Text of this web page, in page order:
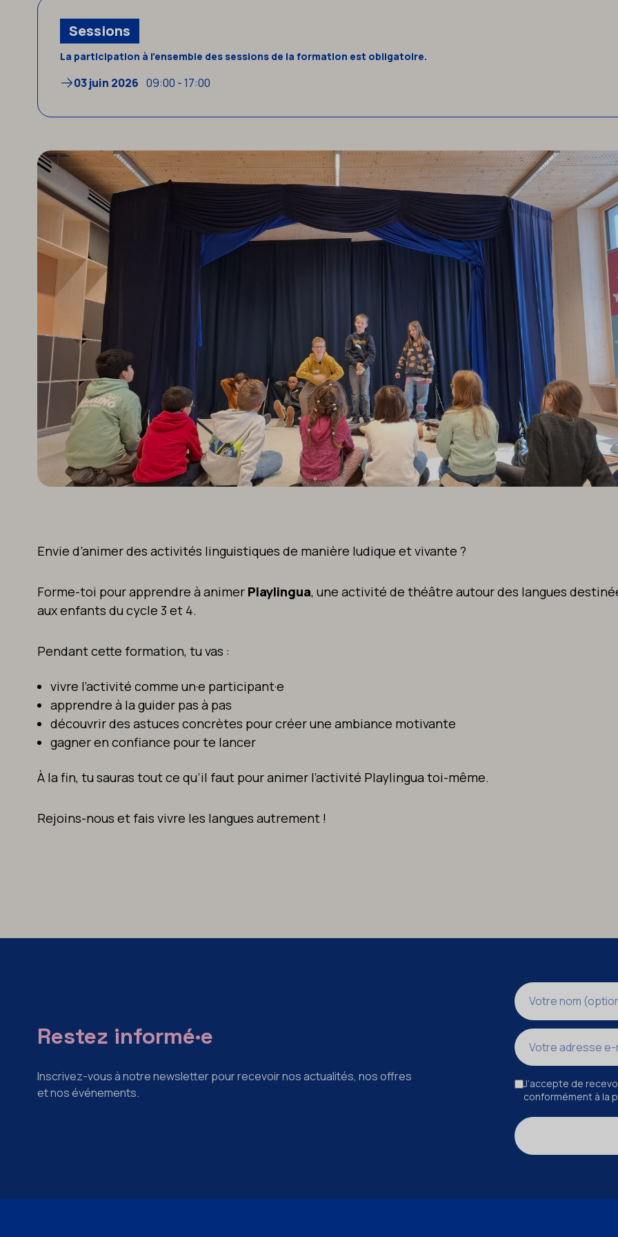
Sessions
La participation à l’ensemble des sessions de la formation est obligatoire.
03 juin 2026 09:00 - 17:00
Envie d’animer des activités linguistiques de manière ludique et vivante ?
Forme-toi pour apprendre à animer Playlingua, une activité de théâtre autour des langues
aux enfants du cycle 3 et 4.
Pendant cette formation, tu vas :
vivre l’activité comme un·e participant·e
apprendre à la guider pas à pas
découvrir des astuces concrètes pour créer une ambiance motivante
gagner en confiance pour te lancer
À la fin, tu sauras tout ce qu’il faut pour animer l’activité Playlingua toi-même.
Rejoins-nous et fais vivre les langues autrement !
Restez informé·e
Inscrivez-vous à notre newsletter pour recevoir nos actualités, nos offres
et nos événements.
Nom
Adresse e-mail
J’accepte de
conformément à la